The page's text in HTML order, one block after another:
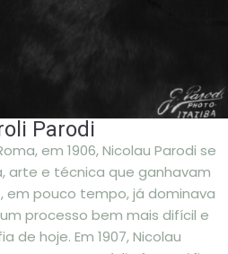
Parodi
em 1906, Nicolau Parodi se
arte e técnica que ganhavam
em pouco tempo, já dominava
processo bem mais difícil e
hoje. Em 1907, Nicolau